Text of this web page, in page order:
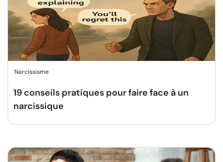
Narcissisme
19 conseils pratiques pour faire face à un
narcissique